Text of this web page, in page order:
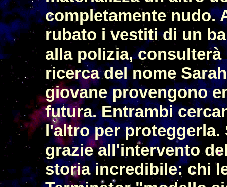
completamente nudo.
rubato i vestiti di un
alla polizia,
ricerca del nome
giovane provengono
futura. Entrambi
l'altro per proteggerla.
grazie all'intervento
storia incredibile: chi